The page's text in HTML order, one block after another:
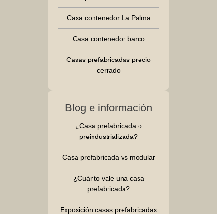
Casa contenedor La Palma
Casa contenedor barco
Casas prefabricadas precio
cerrado
Blog e información
¿Casa prefabricada o
preindustrializada?
Casa prefabricada vs modular
¿Cuánto vale una casa
prefabricada?
Exposición casas prefabricadas